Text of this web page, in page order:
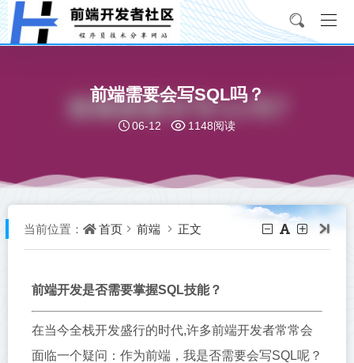
前端需要会写SQL吗？
06-12 1148阅读
当前位置： 首页 前端 正文
前端开发是否需要掌握SQL技能？
在当今全栈开发盛行的时代,许多前端开发者常常会
面临一个疑问：作为前端，我是否需要会写SQL呢？